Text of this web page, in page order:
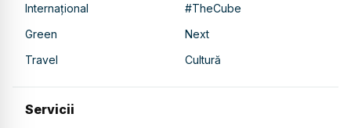
Internațional
#TheCube
Green
Next
Travel
Cultură
Servicii